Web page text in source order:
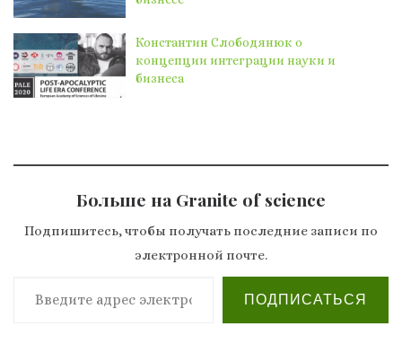
Константин Слободянюк о
концепции интеграции науки и
бизнеса
Больше на Granite of science
Подпишитесь, чтобы получать последние записи по
электронной почте.
Введите адрес электронной почты…
ПОДПИСАТЬСЯ